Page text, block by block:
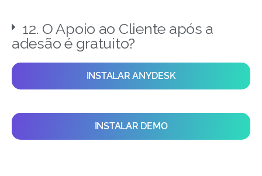
12. O Apoio ao Cliente após a
adesão é gratuito?
INSTALAR ANYDESK
INSTALAR DEMO